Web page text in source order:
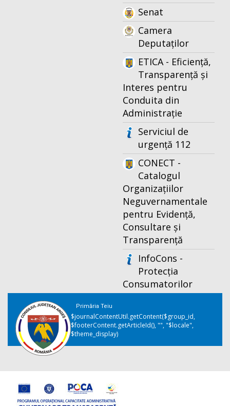
Senat
Camera
Deputaților
ETICA - Eficiență,
Transparență și
Interes pentru
Conduita din
Administrație
Serviciul de
urgență 112
CONECT -
Catalogul
Organizațiilor
Neguvernamentale
pentru Evidență,
Consultare și
Transparență
InfoCons -
Protecția
Consumatorilor
Primăria Teiu
$journalContentUtil.getContent($group_id,
$footerContent.getArticleId(), "", "$locale",
$theme_display)